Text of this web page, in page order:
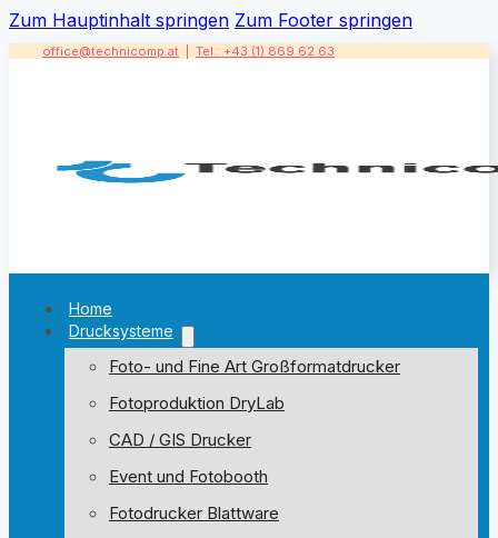
Zum Hauptinhalt springen Zum Footer springen
office@technicomp.at Tel.: +43 (1) 869 62 63
Home
Drucksysteme
Foto- und Fine Art Großformatdrucker
Fotoproduktion DryLab
CAD / GIS Drucker
Event und Fotobooth
Fotodrucker Blattware